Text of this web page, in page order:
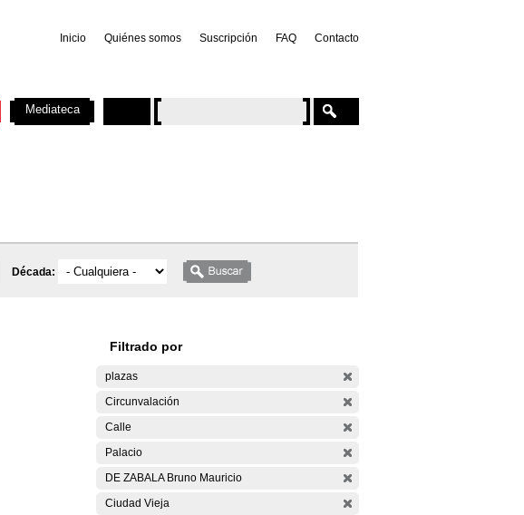
Inicio Quiénes somos Suscripción FAQ Contacto
Década:
Filtrado por
plazas
Circunvalación
Calle
Palacio
DE ZABALA Bruno Mauricio
Ciudad Vieja
Mediateca